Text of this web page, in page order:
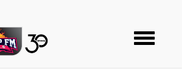
Toggle
navigation